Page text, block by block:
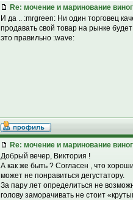
Re: мочение и маринование
И да .. :mrgreen: Ни один торговец
продавать свой товар на рынке
это правильно :wave:
Re: мочение и маринование
Добрый вечер, Виктория !
А как же быть ? Согласен , что
может не понравиться дегустатору.
За пару лет определиться не
голову заморачивать не стоит